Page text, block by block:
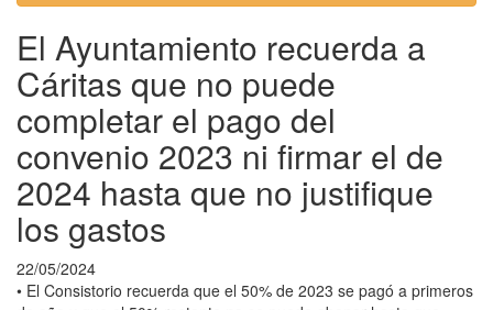
El Ayuntamiento recuerda a
Cáritas que no puede
completar el pago del
convenio 2023 ni firmar el de
2024 hasta que no justifique
los gastos
22/05/2024
• El Consistorio recuerda que el 50% de 2023 se pagó a primeros